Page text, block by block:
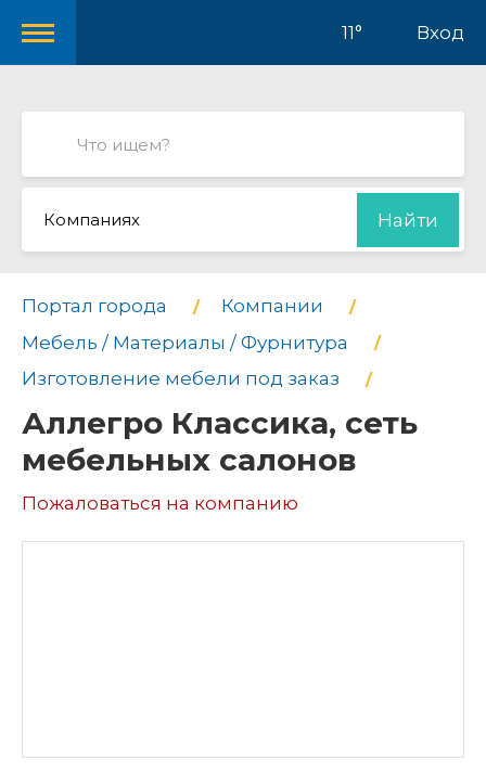
11° Вход
Компаниях Найти
Портал города
Компании
Мебель / Материалы / Фурнитура
Изготовление мебели под заказ
Аллегро Классика, сеть
мебельных салонов
Пожаловаться на компанию